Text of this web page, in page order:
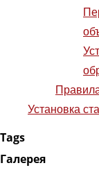
Установка
Tags
Галерея